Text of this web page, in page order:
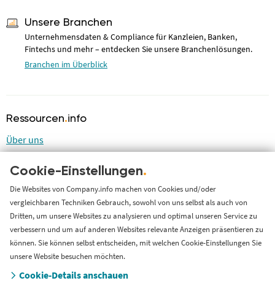
Unsere Branchen
Unternehmensdaten & Compliance für Kanzleien, Banken,
Fintechs und mehr – entdecken Sie unsere Branchenlösungen.
Branchen im Überblick
Ressourcen.info
Über uns
LinkedIn
LinkedIn Newsletter
Cases
Support
Länderversion
Company.info Nederland
Cookie-Einstellungen.
Die Websites von Company.info machen von Cookies und/oder
vergleichbaren Techniken Gebrauch, sowohl von uns selbst als auch von
Dritten, um unsere Websites zu analysieren und optimal unseren Service zu
verbessern und um auf anderen Websites relevante Anzeigen präsentieren zu
können. Sie können selbst entscheiden, mit welchen Cookie-Einstellungen Sie
unsere Website besuchen möchten.
Cookie-Details anschauen